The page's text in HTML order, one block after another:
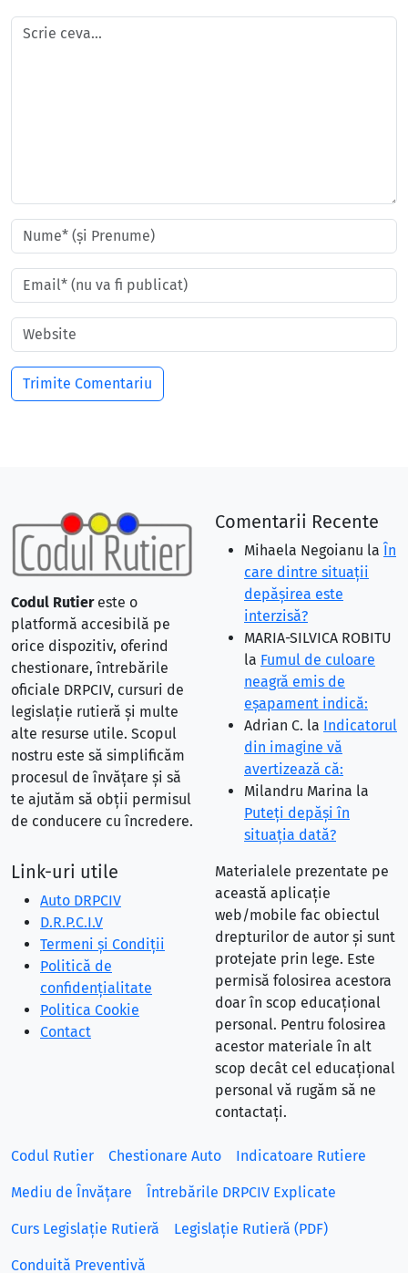
Codul Rutiereste o
platformă accesibilă pe
orice dispozitiv, oferind
chestionare, întrebările
oficiale DRPCIV, cursuri de
legislație rutieră și multe
alte resurse utile. Scopul
nostru este să simplificăm
procesul de învățare și să
te ajutăm să obții permisul
de conducere cu încredere.
Comentarii Recente
Mihaela Negoianu la În
care dintre situaţii
depăşirea este
interzisă?
MARIA-SILVICA ROBITU
la Fumul de culoare
neagră emis de
eşapament indică:
Adrian C. la Indicatorul
din imagine vă
avertizează că:
Milandru Marina la
Puteţi depăşi în
situaţia dată?
Link-uri utile
Auto DRPCIV
D.R.P.C.I.V
Termeni și Condiții
Politică de
confidențialitate
Politica Cookie
Contact
Materialele prezentate pe
această aplicație
web/mobile fac obiectul
drepturilor de autor și sunt
protejate prin lege. Este
permisă folosirea acestora
doar în scop educațional
personal. Pentru folosirea
acestor materiale în alt
scop decât cel educațional
personal vă rugăm să ne
contactați.
Codul Rutier Chestionare Auto Indicatoare Rutiere
Mediu de Învățare Întrebările DRPCIV Explicate
Curs Legislație Rutieră Legislație Rutieră (PDF)
Conduită Preventivă